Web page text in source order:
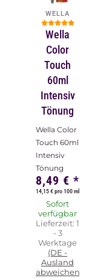
WELLA
Wella
Color
Touch
60ml
Intensiv
Tönung
Wella Color
Touch 60ml
Intensiv
Tönung
8,49 € *
14,15 € pro 100 ml
Sofort
verfügbar
Lieferzeit: 1
- 3
Werktage
(DE -
Ausland
abweichend)